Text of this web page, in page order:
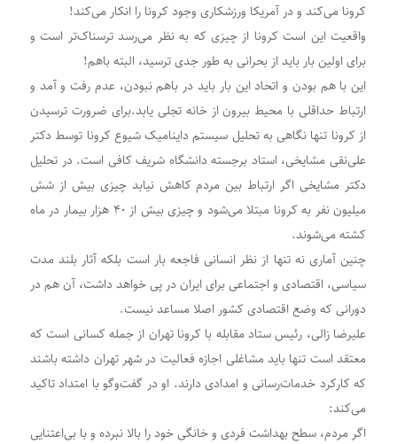
کرونا می‌کند و در آمریکا ورزشکاری وجود کرونا را انکار می‌کند!
واقعیت این است کرونا از چیزی که به نظر می‌رسد ترسناک‌تر است و
برای اولین بار باید از بحرانی به طور جدی ترسید، البته باهم!
این با هم بودن و اتحاد این بار باید در باهم نبودن، عدم رفت و آمد و
ارتباط حداقلی با محیط بیرون از خانه تجلی یابد.برای ضرورت ترسیدن
از کرونا تنها نگاهی به تحلیل سیستم داینامیک شیوع کرونا توسط دکتر
علی‌نقی مشایخی، استاد برجسته دانشگاه شریف کافی است. در تحلیل
دکتر مشایخی اگر ارتباط بین مردم کاهش نیابد چیزی بیش از شش
میلیون نفر به کرونا مبتلا می‌شود و چیزی بیش از ۴۰ هزار بیمار در ماه
کشته می‌شوند.
چنین آماری نه تنها از نظر انسانی فاجعه بار است بلکه آثار بلند مدت
سیاسی، اقتصادی و اجتماعی برای ایران در پی خواهد داشت، آن هم در
دورانی که وضع اقتصادی کشور اصلا مساعد نیست.
علیرضا زالی، رئیس ستاد مقابله با کرونا تهران از جمله کسانی است که
معتقد است تنها باید مشاغلی اجازه فعالیت در شهر تهران داشته باشند
که کارکرد خدمات‌رسانی و امدادی دارند. او در گفت‌وگو با امتداد تاکید
می‌کند:
اگر مردم، سطح بهداشت فردی و خانگی خود را بالا نبرده و با بی‌اعتنایی